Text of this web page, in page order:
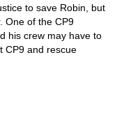
to save Robin, but
One of the CP9
his crew may have to
CP9 and rescue